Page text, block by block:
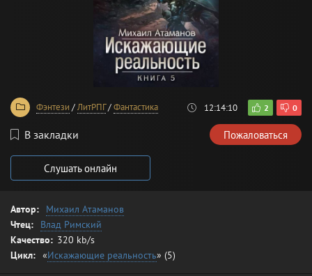
Фэнтези /ЛитРПГ/Фантастика 12:14:10 2 0
В закладки Пожаловаться
Слушать онлайн
Автор:
Михаил Атаманов
Чтец:
Влад Римский
Качество: 320 kb/s
Цикл: «Искажающие реальность» (5)